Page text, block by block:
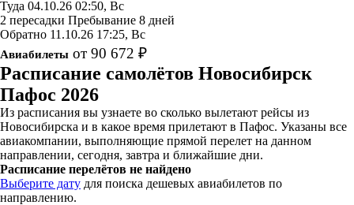
Туда 04.10.26 02:50, Вс
2 пересадки Пребывание 8 дней
Обратно 11.10.26 17:25, Вс
Авиабилеты от 90 672 ₽
Расписание самолётов Новосибирск
Пафос 2026
Из расписания вы узнаете во сколько вылетают рейсы из
Новосибирска и в какое время прилетают в Пафос. Указаны все
авиакомпании, выполняющие прямой перелет на данном
направлении, сегодня, завтра и ближайшие дни.
Расписание перелётов не найдено
Выберите дату для поиска дешевых авиабилетов по
направлению.